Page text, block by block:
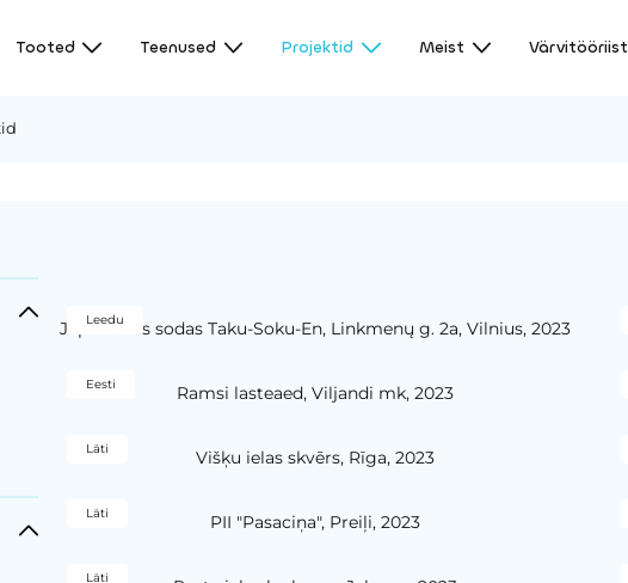
Tooted Teenused Projektid Meist Värvitööriist
Leedu
Japoniškas sodas Taku-Soku-En, Linkmenų g. 2a, Vilnius, 2023
Eesti Ramsi lasteaed, Viljandi mk, 2023
Läti Višķu ielas skvērs, Rīga, 2023
Läti PII "Pasaciņa", Preiļi, 2023
Läti